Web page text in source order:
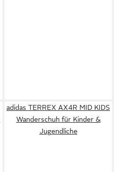
adidas TERREX AX4R MID KIDS
Wanderschuh für Kinder &
Jugendliche